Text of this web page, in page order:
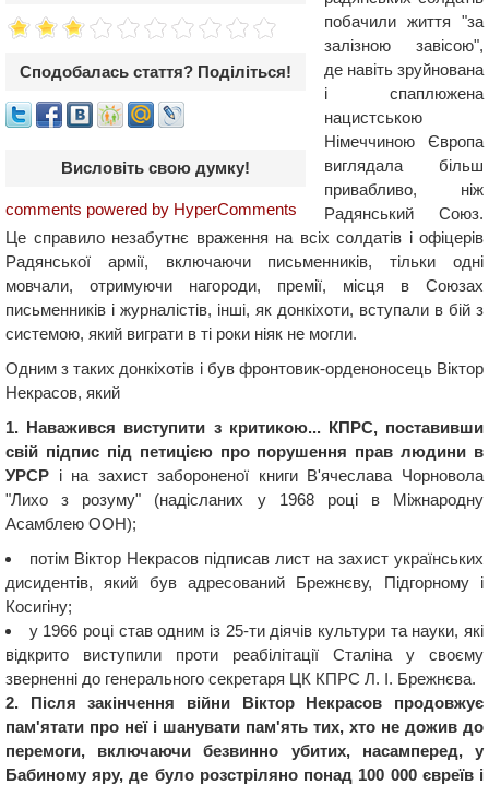
Сподобалась стаття? Поділіться!
Висловіть свою думку!
comments powered by HyperComments
побачили життя "за
залізною завісою",
де навіть зруйнована
і спаплюжена
нацистською
Німеччиною Європа
виглядала більш
привабливо, ніж
Радянський Союз.
Це справило незабутнє враження на всіх солдатів і офіцерів
Радянської армії, включаючи письменників, тільки одні
мовчали, отримуючи нагороди, премії, місця в Союзах
письменників і журналістів, інші, як донкіхоти, вступали в бій з
системою, який виграти в ті роки ніяк не могли.
Одним з таких донкіхотів і був фронтовик-орденоносець Віктор
Некрасов, який
1. Наважився виступити з критикою... КПРС, поставивши
свій підпис під петицією про порушення прав людини в
УРСР і на захист забороненої книги В'ячеслава Чорновола
"Лихо з розуму" (надісланих у 1968 році в Міжнародну
Асамблею ООН);
потім Віктор Некрасов підписав лист на захист українських
дисидентів, який був адресований Брежнєву, Підгорному і
Косигіну;
у 1966 році став одним із 25-ти діячів культури та науки, які
відкрито виступили проти реабілітації Сталіна у своєму
зверненні до генерального секретаря ЦК КПРС Л. І. Брежнєва.
2. Після закінчення війни Віктор Некрасов продовжує
пам'ятати про неї і шанувати пам'ять тих, хто не дожив до
перемоги, включаючи безвинно убитих, насамперед, у
Бабиному яру, де було розстріляно понад 100 000 євреїв і